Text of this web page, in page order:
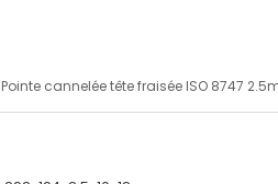
Pointe cannelée tête fraisée ISO 8747